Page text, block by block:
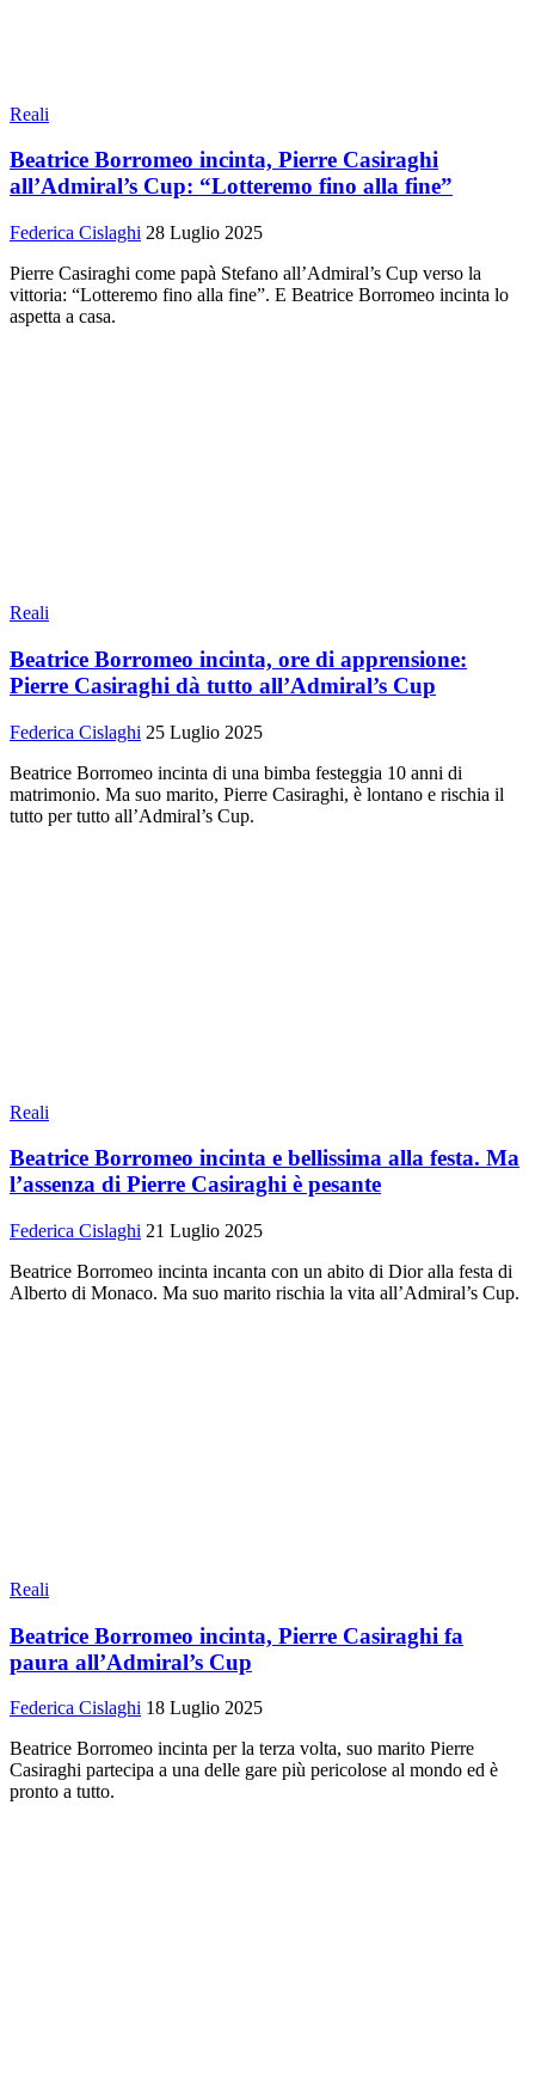
Reali
Beatrice Borromeo incinta, Pierre Casiraghi
all’Admiral’s Cup: “Lotteremo fino alla fine”
Federica Cislaghi 28 Luglio 2025
Pierre Casiraghi come papà Stefano all’Admiral’s Cup verso la
vittoria: “Lotteremo fino alla fine”. E Beatrice Borromeo incinta lo
aspetta a casa.
Reali
Beatrice Borromeo incinta, ore di apprensione:
Pierre Casiraghi dà tutto all’Admiral’s Cup
Federica Cislaghi 25 Luglio 2025
Beatrice Borromeo incinta di una bimba festeggia 10 anni di
matrimonio. Ma suo marito, Pierre Casiraghi, è lontano e rischia il
tutto per tutto all’Admiral’s Cup.
Reali
Beatrice Borromeo incinta e bellissima alla festa. Ma
l’assenza di Pierre Casiraghi è pesante
Federica Cislaghi 21 Luglio 2025
Beatrice Borromeo incinta incanta con un abito di Dior alla festa di
Alberto di Monaco. Ma suo marito rischia la vita all’Admiral’s Cup.
Reali
Beatrice Borromeo incinta, Pierre Casiraghi fa
paura all’Admiral’s Cup
Federica Cislaghi 18 Luglio 2025
Beatrice Borromeo incinta per la terza volta, suo marito Pierre
Casiraghi partecipa a una delle gare più pericolose al mondo ed è
pronto a tutto.